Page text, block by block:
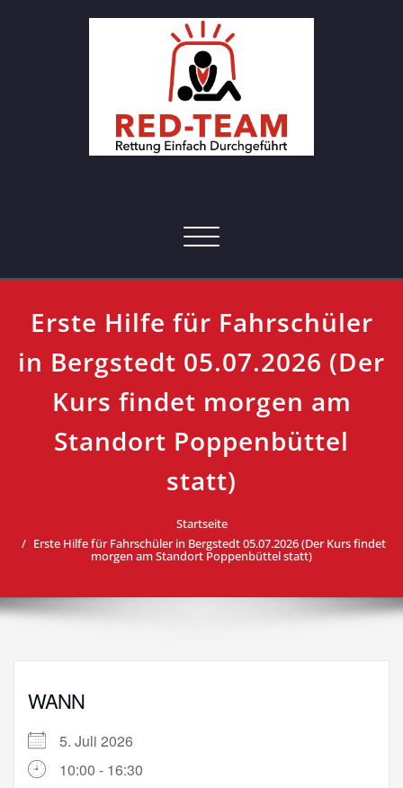
Hamburg
Toggle navigation
Erste Hilfe für Fahrschüler
in Bergstedt 05.07.2026 (Der
Kurs findet morgen am
Standort Poppenbüttel
statt)
Startseite
Erste Hilfe für Fahrschüler in Bergstedt 05.07.2026 (Der Kurs findet
morgen am Standort Poppenbüttel statt)
WANN
5. Juli 2026
10:00 - 16:30